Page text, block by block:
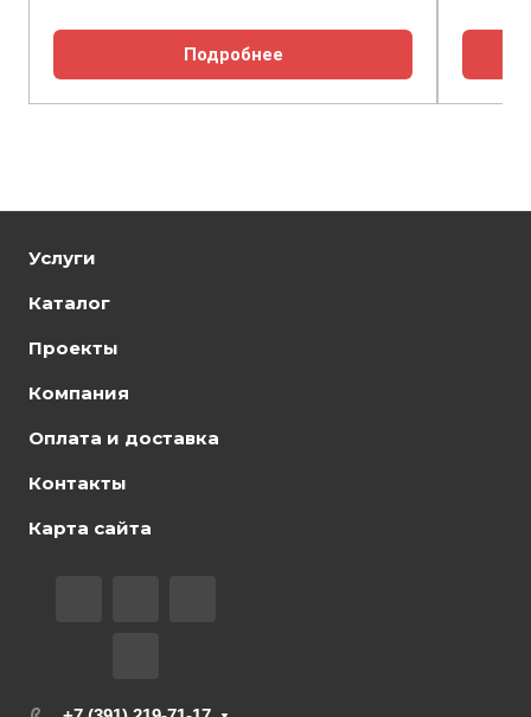
Подробнее
Услуги
Каталог
Проекты
Компания
Оплата и доставка
Контакты
Карта сайта